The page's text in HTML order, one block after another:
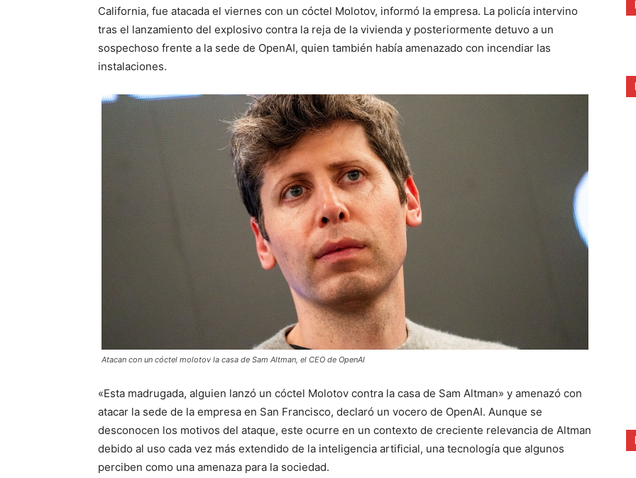
California, fue atacada el viernes con un cóctel Molotov, informó la empresa. La policía intervino
tras el lanzamiento del explosivo contra la reja de la vivienda y posteriormente detuvo a un
sospechoso frente a la sede de OpenAI, quien también había amenazado con incendiar las
instalaciones.
Atacan con un cóctel molotov la casa de Sam Altman, el CEO de OpenAI
«Esta madrugada, alguien lanzó un cóctel Molotov contra la casa de Sam Altman» y amenazó con
atacar la sede de la empresa en San Francisco, declaró un vocero de OpenAI. Aunque se
desconocen los motivos del ataque, este ocurre en un contexto de creciente relevancia de Altman
debido al uso cada vez más extendido de la inteligencia artificial, una tecnología que algunos
perciben como una amenaza para la sociedad.